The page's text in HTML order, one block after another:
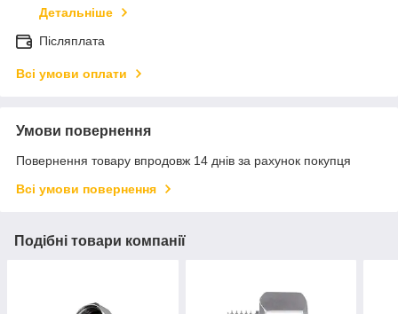
Детальніше
Післяплата
Всі умови оплати
Умови повернення
Повернення товару впродовж 14 днів за рахунок покупця
Всі умови повернення
Подібні товари компанії